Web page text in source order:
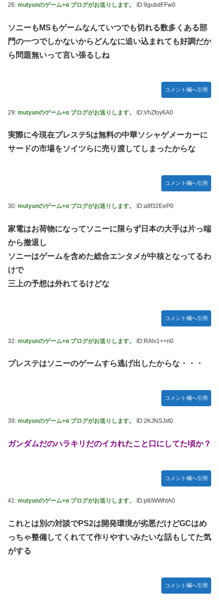
26: mutyunのゲーム+α ブログがお送りします。 ID:9gubdFFw0
ソニーもMSもゲームなんていつでも切れる数多くある部
門の一つでしかないからどんなに追い込まれても好調だか
ら問題無いって言い張るしね
コメント欄へ引用
29: mutyunのゲーム+α ブログがお送りします。 ID:VhZfoy6A0
実際に今現在プレステ5は無料の中華ソシャゲメーカーに
サードの市場をソイツらに売り渡してしまったからな
コメント欄へ引用
30: mutyunのゲーム+α ブログがお送りします。 ID:a8f32EeP0
家電はお荷物になってソニーに限らず日本の大手は片っ端
から撤退し
ソニーはゲームを含めた総合エンタメが中核となってるわ
けで
三上の予想は外れてるけどな
コメント欄へ引用
32: mutyunのゲーム+α ブログがお送りします。 ID:RAlv1++n0
プレステはソニーのゲームすら逃げ出したからな・・・
コメント欄へ引用
39: mutyunのゲーム+α ブログがお送りします。 ID:2KJNSJxt0
ガンダムだのハラキリだのイカれたこと口にしてた頃か？
コメント欄へ引用
41: mutyunのゲーム+α ブログがお送りします。 ID:p8/WWhtA0
これとは別の対談でPS2は開発環境が劣悪だけどGCはめ
っちゃ整備してくれてて作りやすいみたいな話もしてた気
がする
コメント欄へ引用